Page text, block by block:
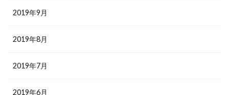
2019年9月
2019年8月
2019年7月
2019年6月